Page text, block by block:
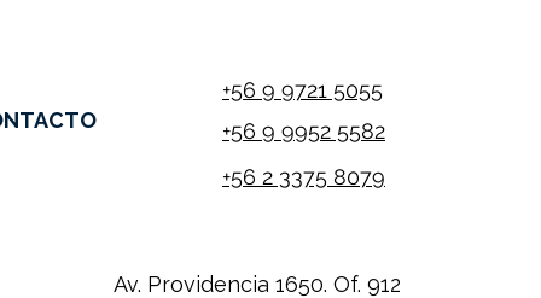
+56 9 9721 5055
+56 9 9952 5582
+56 2 3375 8079
Av. Providencia 1650. Of. 912